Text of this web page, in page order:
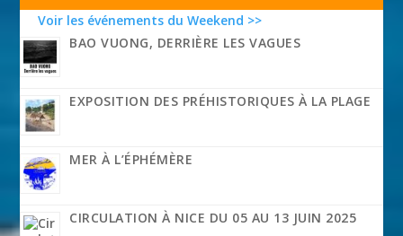
Voir les événements du Weekend >>
BAO VUONG, DERRIÈRE LES VAGUES
EXPOSITION DES PRÉHISTORIQUES À LA PLAGE
MER À L’ÉPHÉMÈRE
CIRCULATION À NICE DU 05 AU 13 JUIN 2025